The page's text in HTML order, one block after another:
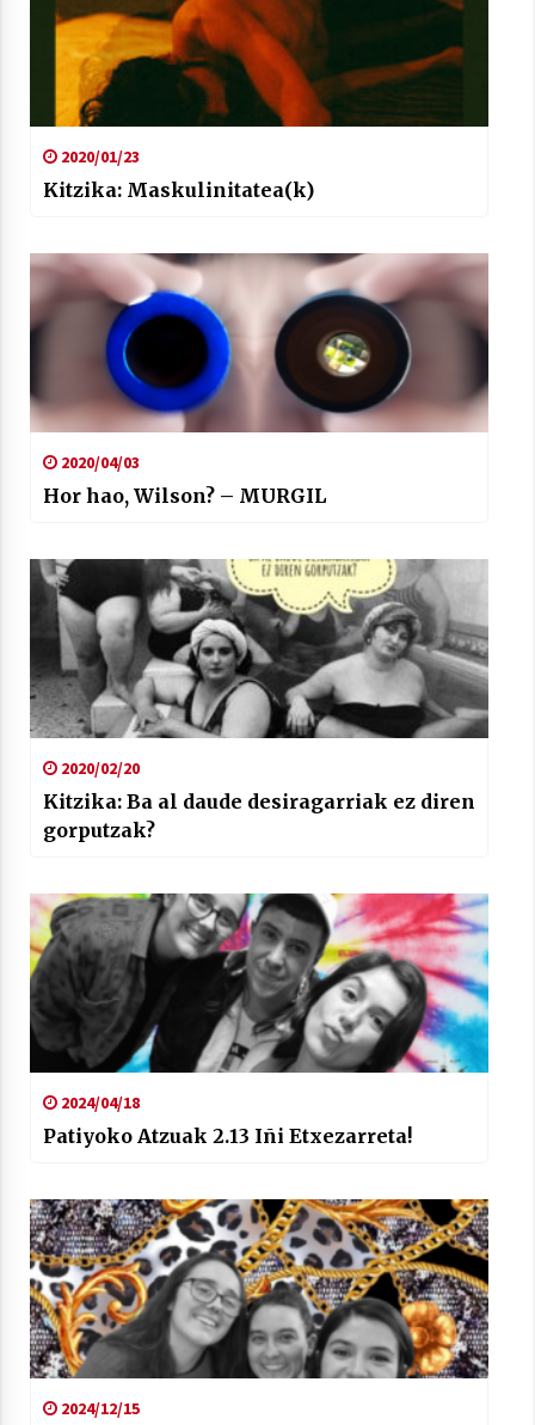
2020/01/23
Kitzika: Maskulinitatea(k)
2020/04/03
Hor hao, Wilson? – MURGIL
2020/02/20
Kitzika: Ba al daude desiragarriak ez diren
gorputzak?
2024/04/18
Patiyoko Atzuak 2.13 Iñi Etxezarreta!
2024/12/15